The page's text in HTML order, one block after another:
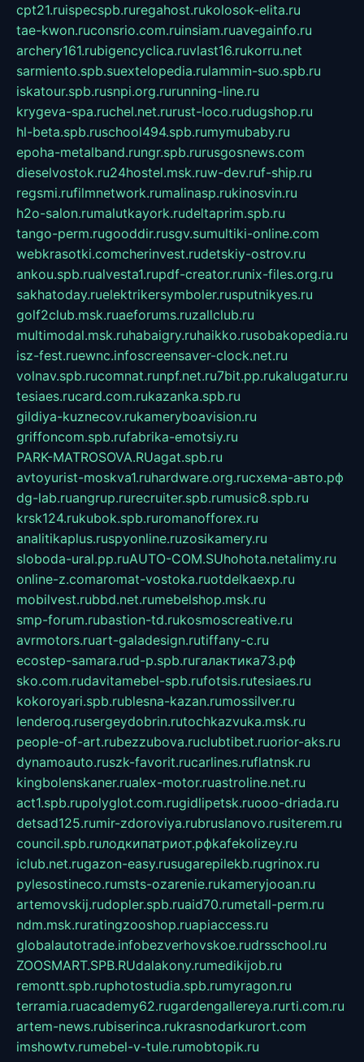
cpt21.ruispecspb.ruregahost.rukolosok-elita.ru
tae-kwon.ruconsrio.com.ruinsiam.ruavegainfo.ru
archery161.rubigencyclica.ruvlast16.rukorru.net
sarmiento.spb.suextelopedia.rulammin-suo.spb.ru
iskatour.spb.rusnpi.org.rurunning-line.ru
krygeva-spa.ruchel.net.rurust-loco.rudugshop.ru
hl-beta.spb.ruschool494.spb.rumymubaby.ru
epoha-metalband.rungr.spb.rurusgosnews.com
dieselvostok.ru24hostel.msk.ruw-dev.ruf-ship.ru
regsmi.rufilmnetwork.rumalinasp.rukinosvin.ru
h2o-salon.rumalutkayork.rudeltaprim.spb.ru
tango-perm.rugooddir.rusgv.sumultiki-online.com
webkrasotki.comcherinvest.rudetskiy-ostrov.ru
ankou.spb.rualvesta1.rupdf-creator.runix-files.org.ru
sakhatoday.ruelektrikersymboler.rusputnikyes.ru
golf2club.msk.ruaeforums.ruzallclub.ru
multimodal.msk.ruhabaigry.ruhaikko.rusobakopedia.ru
isz-fest.ruewnc.infoscreensaver-clock.net.ru
volnav.spb.rucomnat.runpf.net.ru7bit.pp.rukalugatur.ru
tesiaes.rucard.com.rukazanka.spb.ru
gildiya-kuznecov.rukameryboavision.ru
griffoncom.spb.rufabrika-emotsiy.ru
PARK-MATROSOVA.RUagat.spb.ru
avtoyurist-moskva1.ruhardware.org.ruсхема-авто.рф
dg-lab.ruangrup.rurecruiter.spb.rumusic8.spb.ru
krsk124.rukubok.spb.ruromanofforex.ru
analitikaplus.ruspyonline.ruzosikamery.ru
sloboda-ural.pp.ruAUTO-COM.SUhohota.netalimy.ru
online-z.comaromat-vostoka.ruotdelkaexp.ru
mobilvest.rubbd.net.rumebelshop.msk.ru
smp-forum.rubastion-td.rukosmoscreative.ru
avrmotors.ruart-galadesign.rutiffany-c.ru
ecostep-samara.rud-p.spb.ruгалактика73.рф
sko.com.rudavitamebel-spb.rufotsis.rutesiaes.ru
kokoroyari.spb.rublesna-kazan.rumossilver.ru
lenderoq.rusergeydobrin.rutochkazvuka.msk.ru
people-of-art.rubezzubova.ruclubtibet.ruorior-aks.ru
dynamoauto.ruszk-favorit.rucarlines.ruflatnsk.ru
kingbolenskaner.rualex-motor.ruastroline.net.ru
act1.spb.rupolyglot.com.rugidlipetsk.ruooo-driada.ru
detsad125.rumir-zdoroviya.rubruslanovo.rusiterem.ru
council.spb.ruлодкипатриот.рфkafekolizey.ru
iclub.net.rugazon-easy.rusugarepilekb.rugrinox.ru
pylesostineco.rumsts-ozarenie.rukameryjooan.ru
artemovskij.rudopler.spb.ruaid70.rumetall-perm.ru
ndm.msk.ruratingzooshop.ruapiaccess.ru
globalautotrade.infobezverhovskoe.rudrsschool.ru
ZOOSMART.SPB.RUdalakony.rumedikijob.ru
remontt.spb.ruphotostudia.spb.rumyragon.ru
terramia.ruacademy62.rugardengallereya.rurti.com.ru
artem-news.rubiserinca.rukrasnodarkurort.com
imshowtv.rumebel-v-tule.rumobtopik.ru